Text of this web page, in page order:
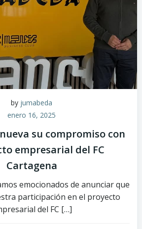
by jumabeda
enero 16, 2025
su compromiso con
empresarial del FC
Cartagena
emocionados de anunciar que
participación en el proyecto
del FC […]